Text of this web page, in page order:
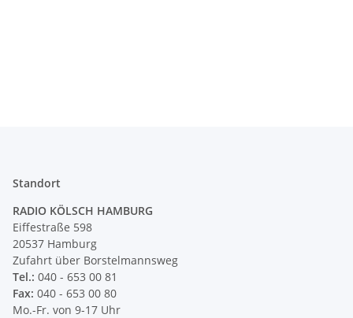
Standort
RADIO KÖLSCH HAMBURG
Eiffestraße 598
20537 Hamburg
Zufahrt über Borstelmannsweg
Tel.: 040 - 653 00 81
Fax: 040 - 653 00 80
Mo.-Fr. von 9-17 Uhr